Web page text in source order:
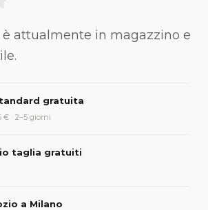
attualmente in magazzino e
gratuita
€ · 2–5 giorni
taglia gratuiti
a Milano